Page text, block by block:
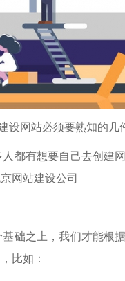
设网站必须要熟知的几
有想要自己去创建
网站建设公司
之上，我们才能根
比如：